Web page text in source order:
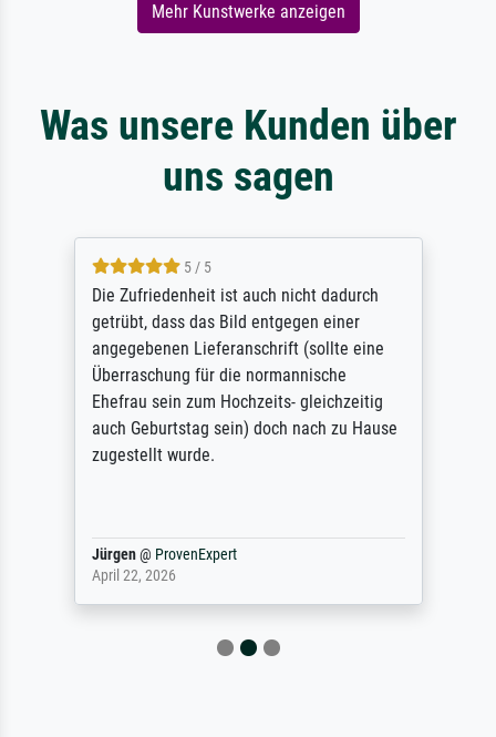
Mehr Kunstwerke anzeigen
Was unsere Kunden über
uns sagen
5 / 5
Die Zufriedenheit ist auch nicht dadurch
getrübt, dass das Bild entgegen einer
angegebenen Lieferanschrift (sollte eine
Überraschung für die normannische
Ehefrau sein zum Hochzeits- gleichzeitig
auch Geburtstag sein) doch nach zu Hause
zugestellt wurde.
Jürgen@ ProvenExpert
April 22, 2026